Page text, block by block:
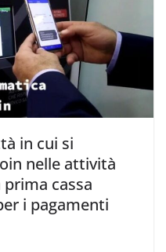
in cui si
nelle attività
cassa
i pagamenti